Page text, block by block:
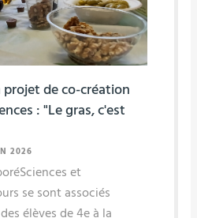
projet de co-création
: "Le gras, c'est
2026
et
se sont associés
élèves de 4e à la